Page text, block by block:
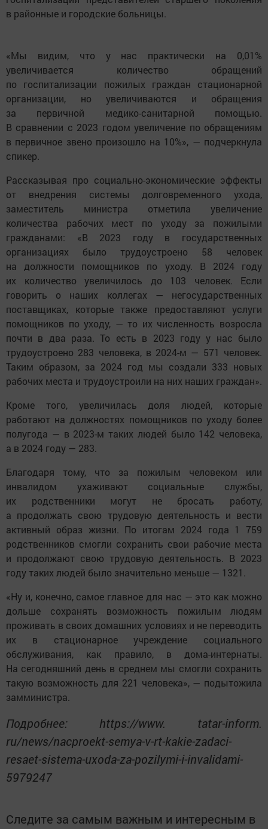
в районные и городские больницы.
«Мы видим, что у нас практически на 0,01%
увеличивается количество обращений
по госпитализации пожилых граждан стационарной
организации, но увеличиваются и обращения
за первичной медико-санитарной помощью.
В сравнении с 2023 годом увеличение по обращениям
в первичное звено произошло на 10%», — подчеркнула
спикер.
Рассказывая про социально-экономические эффекты
от внедрения системы долговременного ухода,
заместитель министра отметила увеличение
количества рабочих мест по уходу за пожилыми
гражданами: «В 2023 году в государственных
организациях было трудоустроено 58 человек
на должности помощников по уходу. В 2024 году
их количество увеличилось до 103 человек. Если
говорить о наших коллегах — негосударственных
поставщиках, которые также предоставляют услуги
помощников по уходу, — то их численность возросла
почти в два раза. То есть в 2023 году у нас было
трудоустроено 283 человека, в 2024-м — 571 человек.
Таким образом, за 2024 год мы создали 333 новых
рабочих места и трудоустроили на них наших граждан».
Кроме того, увеличилась доля людей, которые
работают на должностях помощников по уходу более
полугода — в 2023-м таких людей было 142 человека,
а в 2024 году — 283.
Благодаря тому, что за пожилым человеком или
инвалидом ухаживают социальные службы,
их родственники могут не бросать работу,
а продолжать свою трудовую деятельность и вести
активный образ жизни. По итогам 2024 года 1 759
родственников смогли сохранить свои рабочие места
и продолжают свою трудовую деятельность. В 2023
году таких людей было значительно меньше — 1321.
«Ну и, конечно, самое главное для нас — это как можно
дольше сохранять возможность пожилым людям
проживать в своих домашних условиях и не переводить
их в стационарное учреждение социального
обслуживания, как правило, в дома-интернаты.
На сегодняшний день в среднем мы смогли сохранить
такую возможность для 221 человека», — подытожила
замминистра.
Подробнее: https://www. tatar-inform.
ru/news/nacproekt-semya-v-rt-kakie-zadaci-
resaet-sistema-uxoda-za-pozilymi-i-invalidami-
5979247
Следите за самым важным и интересным в